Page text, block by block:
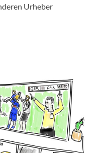
Urheber